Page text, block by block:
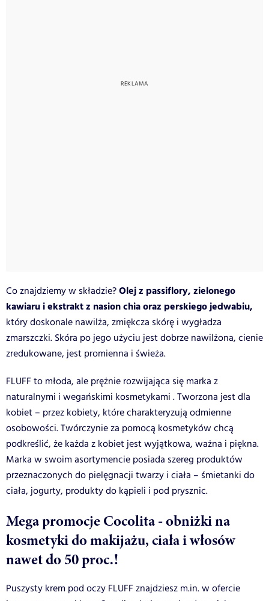
Co znajdziemy w składzie?Olej z passiflory, zielonego
kawiaru i ekstrakt z nasion chia oraz perskiego jedwabiu,
który doskonale nawilża, zmiękcza skórę i wygładza
zmarszczki. Skóra po jego użyciu jest dobrze nawilżona, cienie
zredukowane, jest promienna i świeża.
FLUFF to młoda, ale prężnie rozwijająca się marka z
naturalnymi i wegańskimi kosmetykami . Tworzona jest dla
kobiet – przez kobiety, które charakteryzują odmienne
osobowości. Twórczynie za pomocą kosmetyków chcą
podkreślić, że każda z kobiet jest wyjątkowa, ważna i piękna.
Marka w swoim asortymencie posiada szereg produktów
przeznaczonych do pielęgnacji twarzy i ciała – śmietanki do
ciała, jogurty, produkty do kąpieli i pod prysznic.
Mega promocje Cocolita - obniżki na
kosmetyki do makijażu, ciała i włosów
nawet do 50 proc.!
Puszysty krem pod oczy FLUFF znajdziesz m.in. w ofercie